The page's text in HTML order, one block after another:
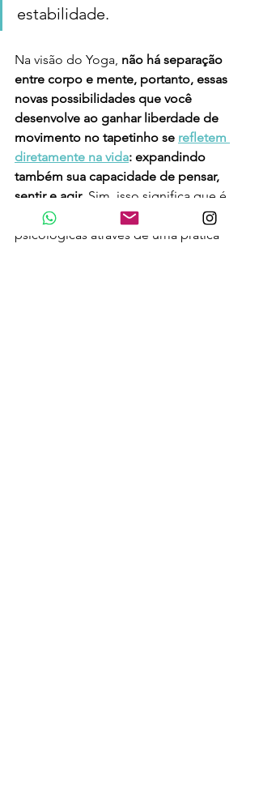
estabilidade.
Na visão do Yoga, não há separação
entre corpo e mente, portanto, essas
novas possibilidades que você
desenvolve ao ganhar liberdade de
movimento no tapetinho se refletem
diretamente na vida: expandindo
também sua capacidade de pensar,
sentir e agir. Sim, isso significa que é
possível e eficiente trabalhar questões
psicológicas através de uma prática